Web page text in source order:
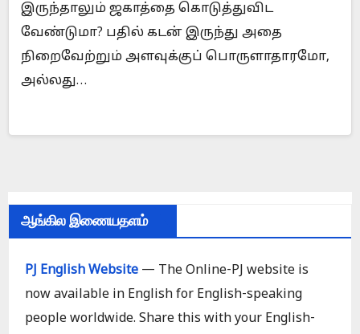
இருந்தாலும் ஜகாத்தை கொடுத்துவிட
வேண்டுமா? பதில் கடன் இருந்து அதை
நிறைவேற்றும் அளவுக்குப் பொருளாதாரமோ,
அல்லது…
ஆங்கில இணையதளம்
PJ English Website — The Online-PJ website is
now available in English for English-speaking
people worldwide. Share this with your English-